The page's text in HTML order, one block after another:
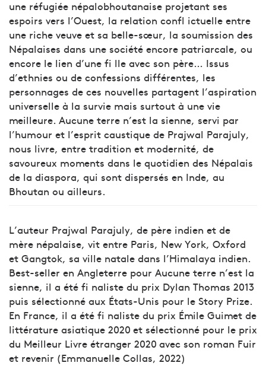
une réfugiée népalobhoutanaise projetant ses
espoirs vers l’Ouest, la relation confl ictuelle entre
une riche veuve et sa belle-sœur, la soumission des
Népalaises dans une société encore patriarcale, ou
encore le lien d’une fi lle avec son père… Issus
d’ethnies ou de confessions différentes, les
personnages de ces nouvelles partagent l’aspiration
universelle à la survie mais surtout à une vie
meilleure. Aucune terre n’est la sienne, servi par
l’humour et l’esprit caustique de Prajwal Parajuly,
nous livre, entre tradition et modernité, de
savoureux moments dans le quotidien des Népalais
de la diaspora, qui sont dispersés en Inde, au
Bhoutan ou ailleurs.
L’auteur Prajwal Parajuly, de père indien et de
mère népalaise, vit entre Paris, New York, Oxford
et Gangtok, sa ville natale dans l’Himalaya indien.
Best-seller en Angleterre pour Aucune terre n’est la
sienne, il a été fi naliste du prix Dylan Thomas 2013
puis sélectionné aux États-Unis pour le Story Prize.
En France, il a été fi naliste du prix Émile Guimet de
littérature asiatique 2020 et sélectionné pour le prix
du Meilleur Livre étranger 2020 avec son roman Fuir
et revenir (Emmanuelle Collas, 2022)